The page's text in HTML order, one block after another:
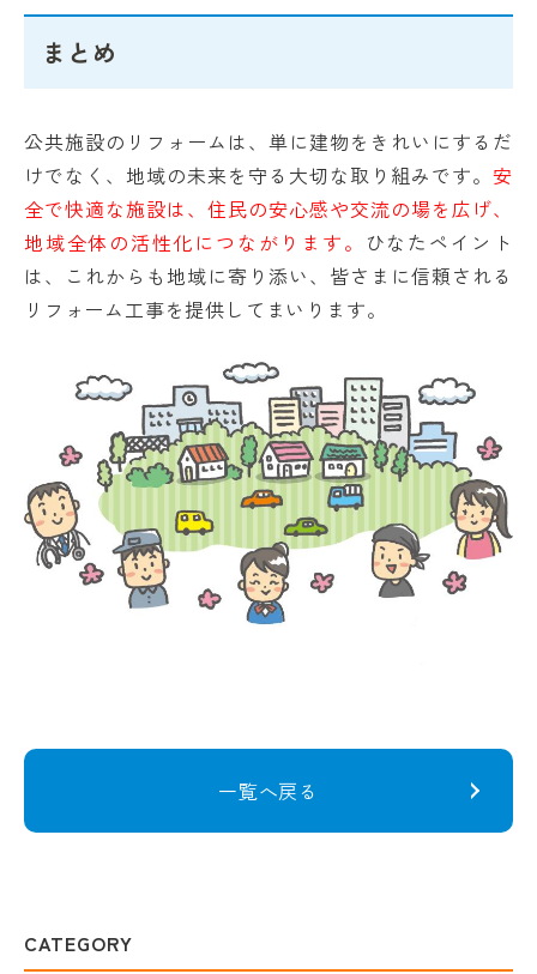
まとめ
公共施設のリフォームは、単に建物をきれいにするだ
けでなく、地域の未来を守る大切な取り組みです。安
全で快適な施設は、住民の安心感や交流の場を広げ、
地域全体の活性化につながります。 ひなたペイント
は、これからも地域に寄り添い、皆さまに信頼される
リフォーム工事を提供してまいります。
一覧へ戻る
CATEGORY